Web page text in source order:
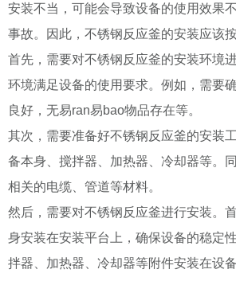
安装不当，可能会导致设备的使用效果
事故。因此，不锈钢反应釜的安装应该
首先，需要对不锈钢反应釜的安装环境
环境满足设备的使用要求。例如，需要
良好，无易ran易bao物品存在等。
其次，需要准备好不锈钢反应釜的安装
备本身、搅拌器、加热器、冷却器等。
相关的电缆、管道等材料。
然后，需要对不锈钢反应釜进行安装。
身安装在安装平台上，确保设备的稳定
拌器、加热器、冷却器等附件安装在设